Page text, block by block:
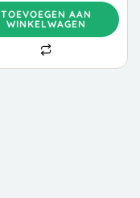
TOEVOEGEN AAN
WINKELWAGEN